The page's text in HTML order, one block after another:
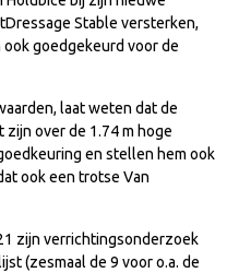
Stable versterken,
goedgekeurd voor de
laat weten dat de
over de 1.74 m hoge
en stellen hem ook
ook een trotse Van
zijn verrichtingsonderzoek
(zesmaal de 9 voor o.a. de